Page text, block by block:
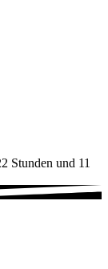
Stunden und 11